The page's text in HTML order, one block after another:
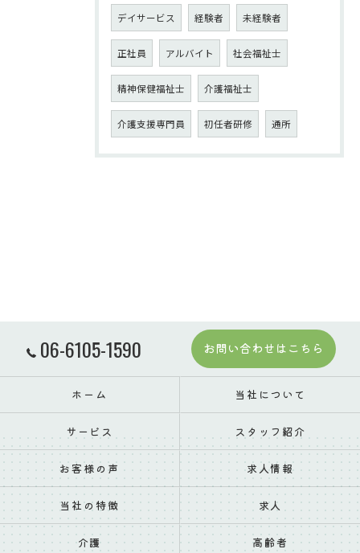
デイサービス 経験者 未経験者
正社員 アルバイト 社会福祉士
精神保健福祉士 介護福祉士
介護支援専門員 初任者研修 通所
06-6105-1590 お問い合わせはこちら
ホーム 当社について
サービス スタッフ紹介
お客様の声 求人情報
当社の特徴 求人
介護 高齢者